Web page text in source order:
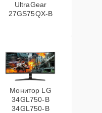
UltraGear
27GS75QX-B
Монитор LG
34GL750-B
34GL750-B